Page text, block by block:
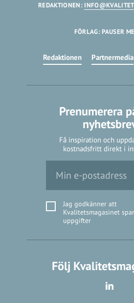
REDAKTIONEN:
FÖRLAG: PAUSER
Redaktionen Partnermedia
Prenumerera
Få inspiration och
kostnadsfritt direkt i
Jag godkänner att
Kvalitetsmagasinet
uppgifter
Följ